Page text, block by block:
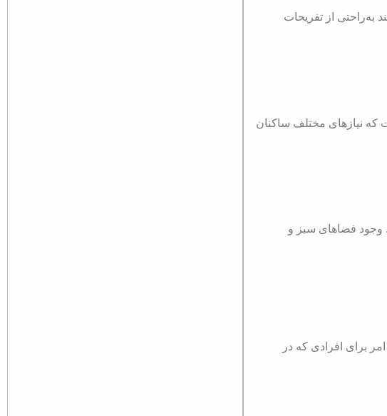
به‌راحتی از تفریحات
که نیازهای مختلف ساکنان
وجود فضاهای سبز و
برای افرادی که در